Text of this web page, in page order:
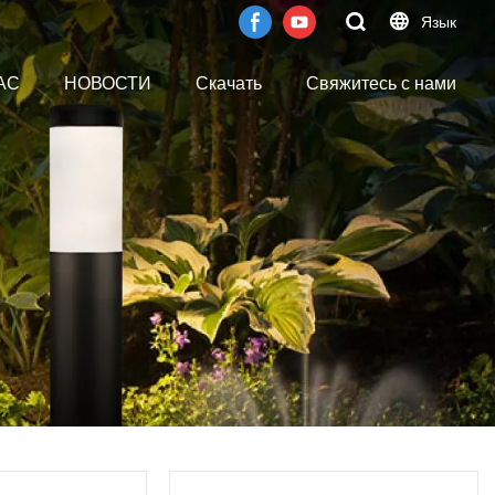
Язык
НОВОСТИ Скачать Свяжитесь с нами